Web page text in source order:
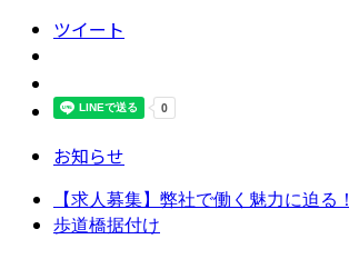
ツイート
お知らせ
【求人募集】弊社で働く魅力に迫る！
歩道橋据付け